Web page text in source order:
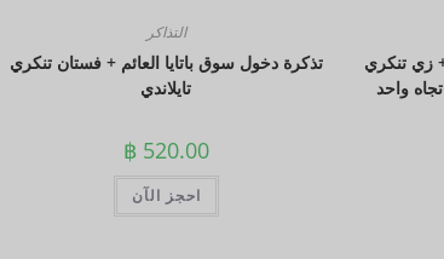
التذاكر
تذكرة دخول سوق باتايا العائم + فستان تنكري
تايلاندي
฿520.00
احجز الآن
زي تنكري
واحد